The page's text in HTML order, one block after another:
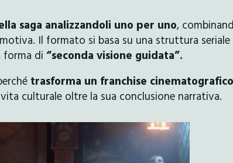
saga analizzandoli uno per uno,
Il formato si basa su una struttura seriale
forma di “seconda visione guidata”.
trasforma un franchise
culturale oltre la sua conclusione narrativa.